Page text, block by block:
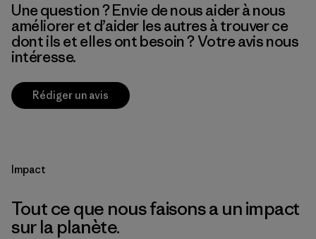
Une question ? Envie de nous aider à nous
améliorer et d’aider les autres à trouver ce
dont ils et elles ont besoin ? Votre avis nous
intéresse.
Rédiger un avis
Impact
Tout ce que nous faisons a un impact
sur la planète.